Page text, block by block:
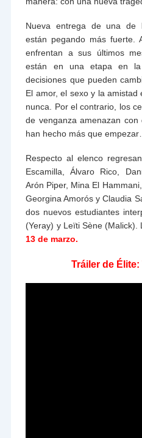
Nueva entrega de una de
están pegando más fuerte.
enfrentan a sus últimos
están en una etapa en
decisiones que pueden
El amor, el sexo y la
nunca. Por el contrario, los
de venganza amenazan
han hecho más que
Respecto al elenco
Escamilla, Álvaro Rico,
Arón Piper, Mina El
Georgina Amorós y Claudia
dos nuevos estudiantes
(Yeray) y Leïti Sène (Malick).
13 de marzo.
Tráiler de